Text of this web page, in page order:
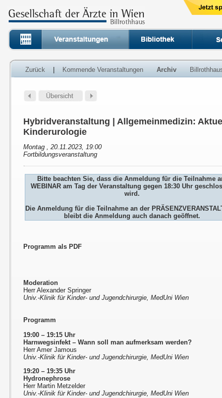
Zurück Kommende Veranstaltungen Archiv
Hybridveranstaltung | Allgemeinmedizin:
Kinderurologie
Montag , 20.11.2023, 19:00
Fortbildungsveranstaltung
Bitte beachten Sie, dass die Anmeldung für die Teilnahme
WEBINAR am Tag der Veranstaltung gegen 18:30 Uhr
wird.
Die Anmeldung für die Teilnahme an der
bleibt die Anmeldung auch danach geöffnet.
Programm als PDF
Moderation
Herr Alexander Springer
Univ.-Klinik für Kinder- und Jugendchirurgie, MedUni Wien
Programm
19:00 – 19:15 Uhr
Harnwegsinfekt – Wann soll man aufmerksam werden?
Herr Amer Jamous
Univ.-Klinik für Kinder- und Jugendchirurgie, MedUni Wien
19:20 – 19:35 Uhr
Hydronephrose
Herr Martin Metzelder
Univ.-Klinik für Kinder- und Jugendchirurgie, MedUni Wien